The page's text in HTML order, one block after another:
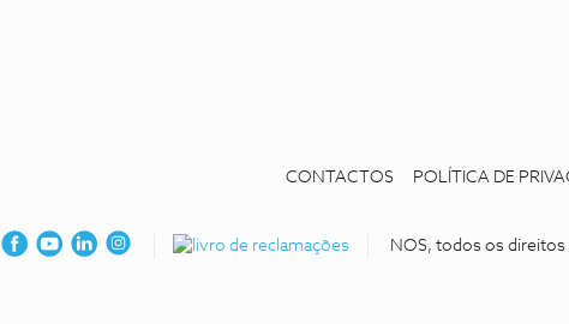
CONTACTOS POLÍTICA DE
NOS, todos os direitos